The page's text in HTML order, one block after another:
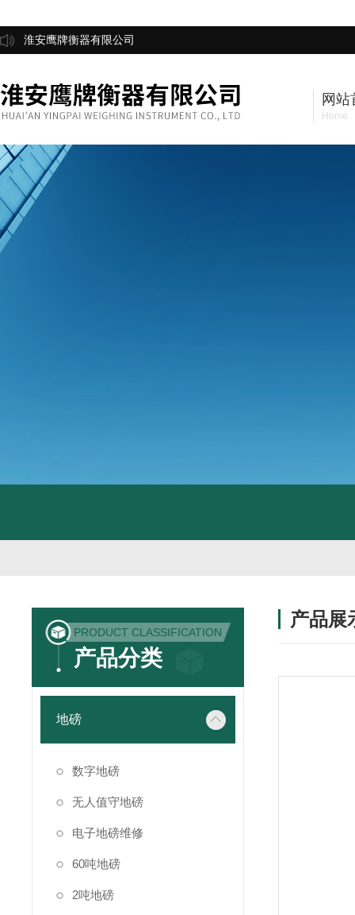
淮安鹰牌衡器有限公司
网站
Home
PRODUCT CLASSIFICATION
产品分类
地磅
数字地磅
无人值守地磅
电子地磅维修
60吨地磅
2吨地磅
产品展